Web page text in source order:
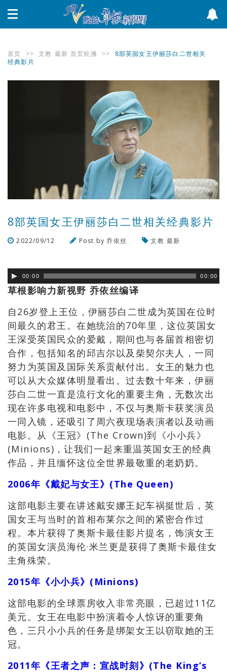
首页 >> 文教 最新 首页轮播 >>
8部英国女王伊丽莎白二世相关
经典影片
8部英国女王伊丽莎白二世相关经典影片
2022/09/12 Post by乔依丝 文教 最新
00:00 00:00
草根影响力新视野 乔依丝编译
自26岁登上王位，伊丽莎白二世成为英国在位时
间最久的君王。在她统治的70年里，这位英国女
王深受英国民众的爱戴，期间也与各届首相密切
合作，包括知名的邱吉尔以及柴契尔夫人，一同
努力为英国及国际关系贡献付出。女王的魅力也
可以从大众媒体明显看出。过去数十年来，伊丽
莎白二世一直是流行文化的重要主角，无数次出
现在许多电视和电影中，不仅与奥斯卡获奖演员
一同入镜，还吸引了周六夜现场表演者以及动画
电影。从《王冠》(The Crown)到《小小兵》
(Minions)，让我们一起来重温英国女王的经典
作品，并且缅怀这位全世界最敬重的老奶奶。
2006年《戴妃与女王》(The Queen)
这部电影主要在讲述戴安娜王妃车祸挺世后，英
国女王与当时的首相布莱尔之间的紧密合作过
程。本片获得了奥斯卡最佳影片提名，饰演女王
的英国女演员海伦·米兰更是获得了奥斯卡最佳女
主角殊荣。
2015年《小小兵》(Minions)
这部电影的全球票房收入非常亮眼，已超过11亿
美元。女王在电影中扮演着令人惊讶的重要角
色，三只小小兵的任务是绑架女王以窃取她的王
冠。
2011年《王者之声：宣战时刻》(The King’s